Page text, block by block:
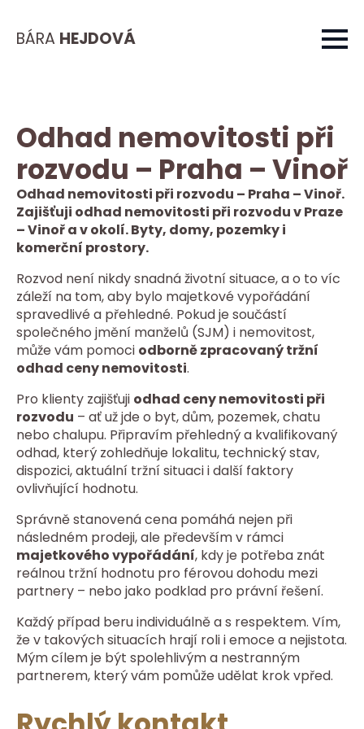
BÁRA HEJDOVÁ
Odhad nemovitosti při
rozvodu – Praha – Vinoř
Odhad nemovitosti při rozvodu – Praha – Vinoř.
Zajišťuji odhad nemovitosti při rozvodu v Praze
– Vinoř a v okolí. Byty, domy, pozemky i
komerční prostory.
Rozvod není nikdy snadná životní situace, a o to víc
záleží na tom, aby bylo majetkové vypořádání
spravedlivé a přehledné. Pokud je součástí
společného jmění manželů (SJM) i nemovitost,
může vám pomoci odborně zpracovaný tržní
odhad ceny nemovitosti.
Pro klienty zajišťuji odhad ceny nemovitosti při
rozvodu – ať už jde o byt, dům, pozemek, chatu
nebo chalupu. Připravím přehledný a kvalifikovaný
odhad, který zohledňuje lokalitu, technický stav,
dispozici, aktuální tržní situaci i další faktory
ovlivňující hodnotu.
Správně stanovená cena pomáhá nejen při
následném prodeji, ale především v rámci
majetkového vypořádání, kdy je potřeba znát
reálnou tržní hodnotu pro férovou dohodu mezi
partnery – nebo jako podklad pro právní řešení.
Každý případ beru individuálně a s respektem. Vím,
že v takových situacích hrají roli i emoce a nejistota.
Mým cílem je být spolehlivým a nestranným
partnerem, který vám pomůže udělat krok vpřed.